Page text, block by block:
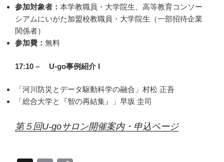
参加対象者： 本学教職員・大学院生、高等教育コンソー
シアムにいがた加盟校教職員・大学院生（一部招待企業
関係者）
参加費： 無料
17:10 – U-go事例紹介 I
「河川防災とデータ駆動科学の融合」村松 正吾
「総合大学と『智の再結集』」早坂 圭司
第５回U-goサロン開催案内・申込ページ